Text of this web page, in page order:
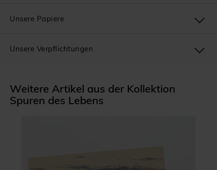
Weitere Artikel aus der Kollektion
Spuren des Lebens
Unsere Papiere
Unsere Verpflichtungen